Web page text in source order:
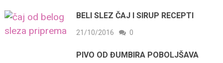
BELI SLEZ ČAJ I SIRUP RECEPTI
21/10/2016 0
PIVO OD ĐUMBIRA POBOLJŠAVA